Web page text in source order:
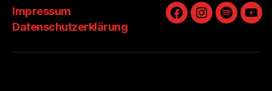
Impressum
Datenschutzerklärung
FacebookInstagram
Spotify